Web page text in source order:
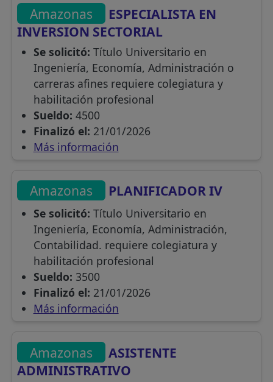
Amazonas
ESPECIALISTA EN
INVERSION SECTORIAL
Se solicitó: Título Universitario en
Ingeniería, Economía, Administración o
carreras afines requiere colegiatura y
habilitación profesional
Sueldo: 4500
Finalizó el: 21/01/2026
Más información
Amazonas PLANIFICADOR IV
Se solicitó: Título Universitario en
Ingeniería, Economía, Administración,
Contabilidad. requiere colegiatura y
habilitación profesional
Sueldo: 3500
Finalizó el: 21/01/2026
Más información
Amazonas
ASISTENTE
ADMINISTRATIVO